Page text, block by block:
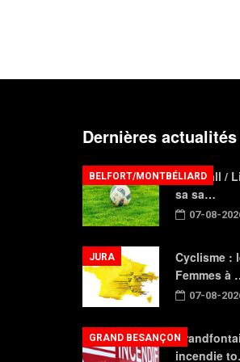
Dernières actualités
Football /
sa sa…
07-08-
BELFORT/MONTBÉLIARD
Cyclisme :
Femmes à
07-08-
JURA
incendie
GRAND BESANÇON